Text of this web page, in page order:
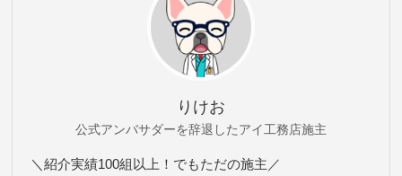
りけお
公式アンバサダーを辞退したアイ工務店施主
＼紹介実績100組以上！でもただの施主／